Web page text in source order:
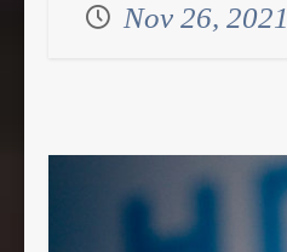
Nov 26, 2021